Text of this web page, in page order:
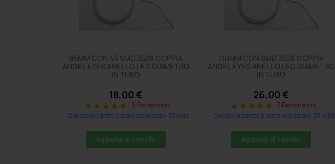
85MM CON 45 SMD 3528 COPPIA
ANGEL EYES ANELLO LED DIAMETRO
IN TUBO
18,00 €
star star star star star 9 Recensioni
Questo prodotto è stato acquistato: 53 volte
Aggiungi al carrello
110MM CON SMD 3528 COPPIA
ANGEL EYES ANELLO LED DIAMETRO
IN TUBO
26,00 €
star star star star star 7 Recensioni
Questo prodotto è stato acquistato: 23 volte
Aggiungi al carrello